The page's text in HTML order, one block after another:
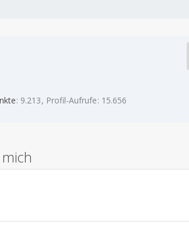
9.213 Profil-Aufrufe 15.656